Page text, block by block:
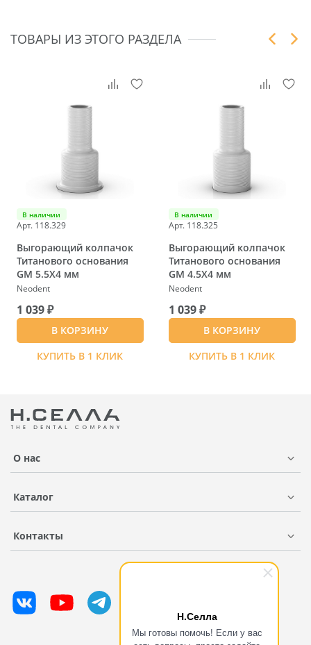
Н.Селла
Мы готовы помочь! Если у вас
ТОВАРЫ ИЗ ЭТОГО РАЗДЕЛА
В наличии
Арт. 118.329
Выгорающий колпачок
Титанового основания
GM 5.5X4 мм
Neodent
1 039 ₽
В КОРЗИНУ
КУПИТЬ В 1 КЛИК
В наличии
Арт. 118.325
Выгорающий колпачок
Титанового основания
GM 4.5X4 мм
Neodent
1 039 ₽
В КОРЗИНУ
КУПИТЬ В 1 КЛИК
О нас
Каталог
Контакты